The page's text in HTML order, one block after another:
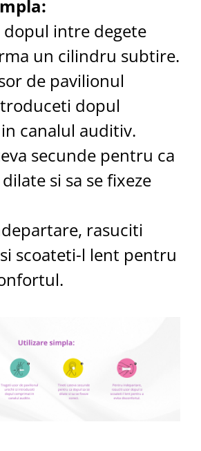
dopul intre degete
un cilindru subtire.
de pavilionul
dopul
canalul auditiv.
secunde pentru ca
si sa se fixeze
rasuciti
scoateti-l lent pentru